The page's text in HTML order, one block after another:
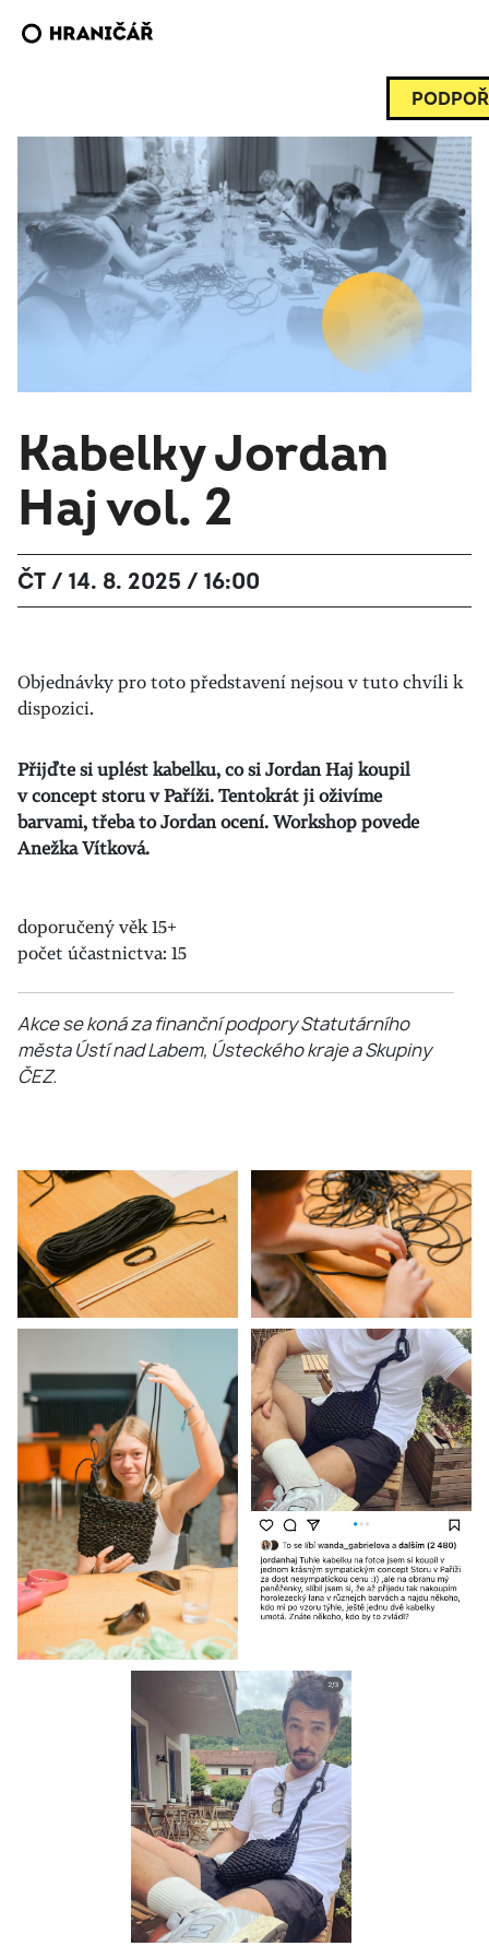
Kabelky Jordan
Haj vol. 2
ČT / 14. 8. 2025 / 16:00
Objednávky pro toto představení nejsou v tuto chvíli k
dispozici.
Přijďte si uplést kabelku, co si Jordan Haj koupil
v concept storu v Paříži. Tentokrát ji oživíme
barvami, třeba to Jordan ocení. Workshop povede
Anežka Vítková.
doporučený věk 15+
počet účastnictva: 15
Akce se koná za finanční podpory Statutárního
města Ústí nad Labem, Ústeckého kraje a Skupiny
ČEZ.